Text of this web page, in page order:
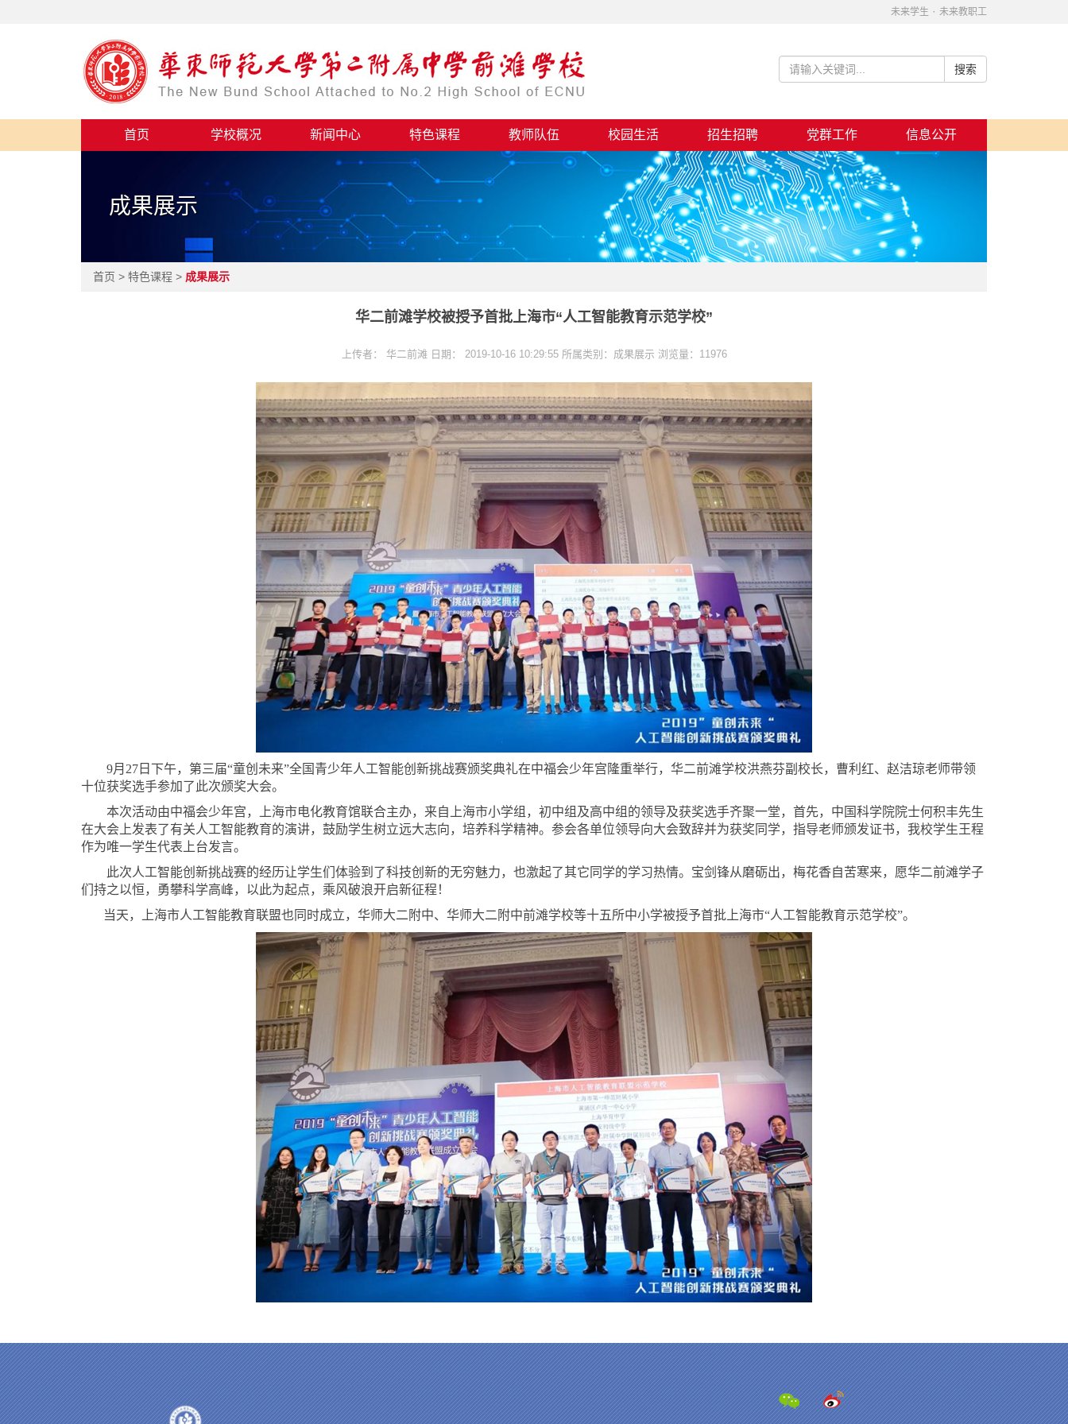
未来学生 · 未来教职工
首页 学校概况 新闻中心 特色课程 教师队伍 校园生活 招生招聘 党群工作 信息公开
成果展示
首页 > 特色课程 > 成果展示
华二前滩学校被授予首批上海市“人工智能教育示范学校”
上传者： 华二前滩 日期： 2019-10-16 10:29:55 所属类别：成果展示 浏览量：11976
9月27日下午，第三届“童创未来”全国青少年人工智能创新挑战赛颁奖典礼在中福会少年宫隆重举行，华二前滩学校洪燕芬副校长，曹利红、赵洁琼老师带领
十位获奖选手参加了此次颁奖大会。
本次活动由中福会少年宫，上海市电化教育馆联合主办，来自上海市小学组，初中组及高中组的领导及获奖选手齐聚一堂，首先，中国科学院院士何积丰先生
在大会上发表了有关人工智能教育的演讲，鼓励学生树立远大志向，培养科学精神。参会各单位领导向大会致辞并为获奖同学，指导老师颁发证书，我校学生王程
作为唯一学生代表上台发言。
此次人工智能创新挑战赛的经历让学生们体验到了科技创新的无穷魅力，也激起了其它同学的学习热情。宝剑锋从磨砺出，梅花香自苦寒来，愿华二前滩学子
们持之以恒，勇攀科学高峰，以此为起点，乘风破浪开启新征程！
当天，上海市人工智能教育联盟也同时成立，华师大二附中、华师大二附中前滩学校等十五所中小学被授予首批上海市“人工智能教育示范学校”。